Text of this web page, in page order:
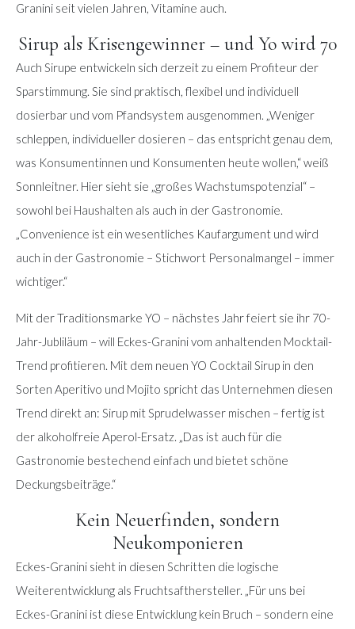
Granini seit vielen Jahren, Vitamine auch.
Sirup als Krisengewinner – und Yo wird 70
Auch Sirupe entwickeln sich derzeit zu einem Profiteur der
Sparstimmung. Sie sind praktisch, flexibel und individuell
dosierbar und vom Pfandsystem ausgenommen. „Weniger
schleppen, individueller dosieren – das entspricht genau dem,
was Konsumentinnen und Konsumenten heute wollen,“ weiß
Sonnleitner. Hier sieht sie „großes Wachstumspotenzial“ –
sowohl bei Haushalten als auch in der Gastronomie.
„Convenience ist ein wesentliches Kaufargument und wird
auch in der Gastronomie – Stichwort Personalmangel – immer
wichtiger.“
Mit der Traditionsmarke YO – nächstes Jahr feiert sie ihr 70-
Jahr-Jubliläum – will Eckes-Granini vom anhaltenden Mocktail-
Trend profitieren. Mit dem neuen YO Cocktail Sirup in den
Sorten Aperitivo und Mojito spricht das Unternehmen diesen
Trend direkt an: Sirup mit Sprudelwasser mischen – fertig ist
der alkoholfreie Aperol-Ersatz. „Das ist auch für die
Gastronomie bestechend einfach und bietet schöne
Deckungsbeiträge.“
Kein Neuerfinden, sondern
Neukomponieren
Eckes-Granini sieht in diesen Schritten die logische
Weiterentwicklung als Fruchtsafthersteller. „Für uns bei
Eckes-Granini ist diese Entwicklung kein Bruch – sondern eine